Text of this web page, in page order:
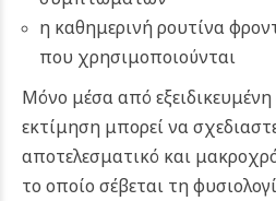
η καθημερινή ρουτίνα
που χρησιμοποιούνται
Μόνο μέσα από
εκτίμηση μπορεί να
αποτελεσματικό και
το οποίο σέβεται τη